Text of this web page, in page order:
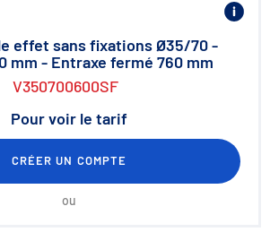
effet sans fixations Ø35/70 -
mm - Entraxe fermé 760 mm
V350700600SF
Pour voir le tarif
CRÉER UN COMPTE
ou